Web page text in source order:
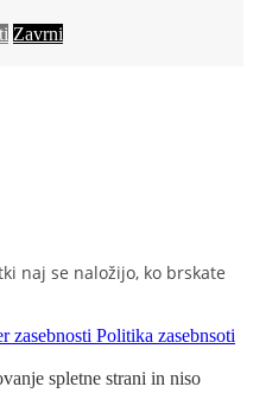
Zavrni
naj se naložijo, ko brskate
zasebnosti Politika zasebnsoti
spletne strani in niso